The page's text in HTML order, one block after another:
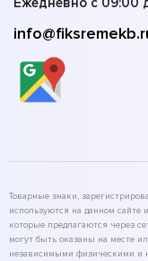
Товарные знаки,
используются на данном сайте
которые предлагаются через
могут быть оказаны на месте
независимыми физическими и